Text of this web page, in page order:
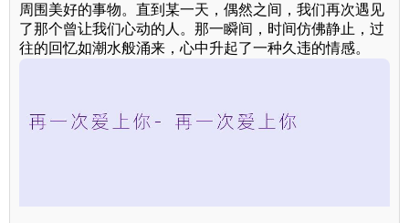
周围美好的事物。直到某一天，偶然之间，我们再次遇见
了那个曾让我们心动的人。那一瞬间，时间仿佛静止，过
往的回忆如潮水般涌来，心中升起了一种久违的情感。